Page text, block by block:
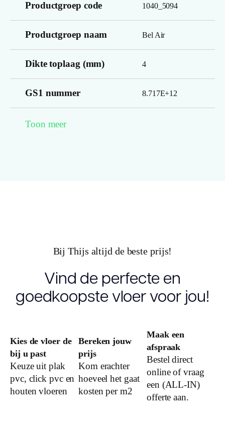
Productgroep code 1040_5094
Productgroep naam Bel Air
Dikte toplaag (mm) 4
GS1 nummer 8.717E+12
Garantie Woongebruik
Sortering
V-groeven 2-zijdes
Warmtedoorlaatweerstand
vtwonen
Merk Ambiant
Plank
Toon meer
Bij Thijs altijd de beste prijs!
Vind de perfecte en
goedkoopste vloer voor jou!
Kies de vloer de
bij u past
Keuze uit plak
pvc, click pvc en
houten vloeren
Bereken jouw
prijs
Kom erachter
hoeveel het gaat
kosten per m2
Maak een
afspraak
Bestel direct
online of vraag
een (ALL-IN)
offerte aan.